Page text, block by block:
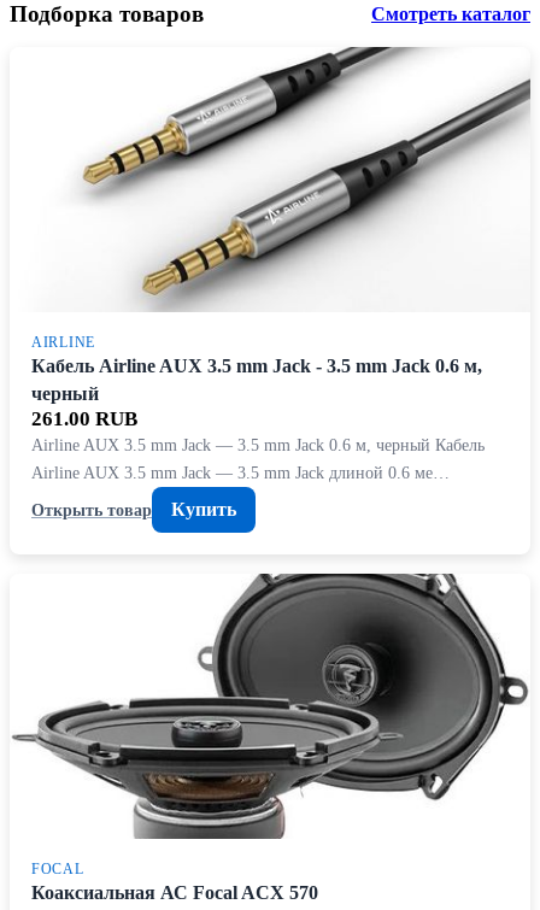
Подборка товаров Смотреть каталог
AIRLINE
Кабель Airline AUX 3.5 mm Jack - 3.5 mm Jack 0.6 м,
черный
261.00 RUB
Airline AUX 3.5 mm Jack — 3.5 mm Jack 0.6 м, черный Кабель
Airline AUX 3.5 mm Jack — 3.5 mm Jack длиной 0.6 ме…
Открыть товар
Купить
FOCAL
Коаксиальная АС Focal ACX 570